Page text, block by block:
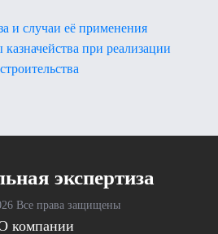
и случаи её применения
при реализации
экспертиза
Все права защищены
компании